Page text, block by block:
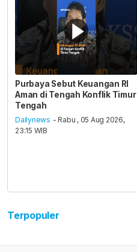
Purbaya Sebut Keuangan RI
Aman di Tengah Konflik Timur
Tengah
Dailynews - Rabu , 05 Aug 2026,
23:15 WIB
Terpopuler